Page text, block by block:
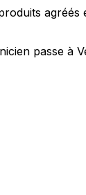
passe à